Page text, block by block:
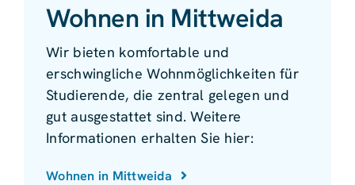
Wohnen in Mittweida
Wir bieten komfortable und
erschwingliche Wohnmöglichkeiten für
Studierende, die zentral gelegen und
gut ausgestattet sind. Weitere
Informationen erhalten Sie hier:
Wohnen in Mittweida